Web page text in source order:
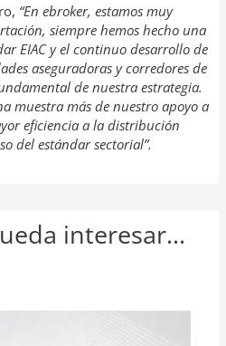
“En ebroker, estamos muy
siempre hemos hecho una
EIAC y el continuo desarrollo de
aseguradoras y corredores de
de nuestra estrategia.
muestra más de nuestro apoyo a
eficiencia a la distribución
del estándar sectorial”.
interesar...